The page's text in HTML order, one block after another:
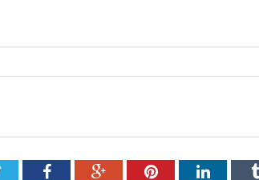
TwitterFacebookGoogle+Pinterest